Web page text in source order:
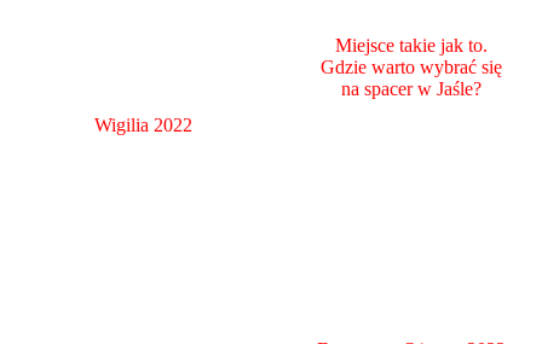
Wigilia 2022
Miejsce takie jak to.
Gdzie warto wybrać się
na spacer w Jaśle?